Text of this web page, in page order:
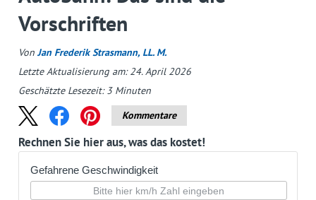
Vorschriften
Von Jan Frederik Strasmann, LL. M.
Letzte Aktualisierung am: 24. April 2026
Geschätzte Lesezeit:3 Minuten
Kommentare
Rechnen Sie hier aus, was das kostet!